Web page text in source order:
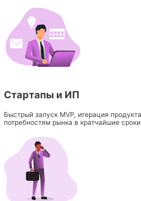
Стартапы и ИП
Быстрый запуск MVP, итерация
потребностям рынка в кратчайшие сроки